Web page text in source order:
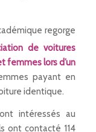
regorge
de voitures
femmes lors d’un
payant en
identique.
intéressés au
ont contacté 114